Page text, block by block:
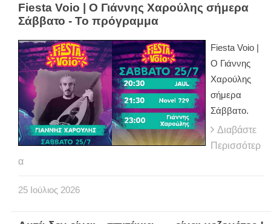
Fiesta Voio | Ο Γιάννης Χαρούλης σήμερα
Σάββατο - Το πρόγραμμα
Fiesta Voio |
Ο Γιάννης
Χαρούλης
σήμερα
Σάββατο.
Διαβάστε
Περισσότερ
α
25 Ιούλιος 2026